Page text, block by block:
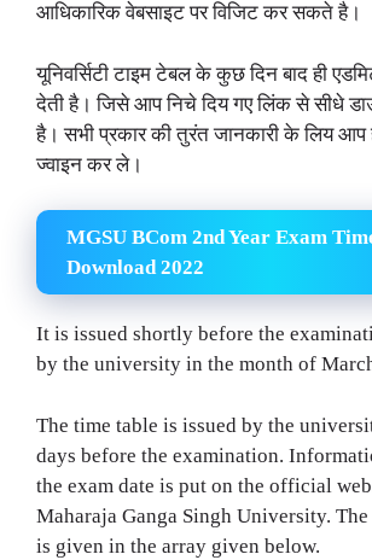
आधिकारिक वेबसाइट पर विजिट कर सकते है।
यूनिवर्सिटी टाइम टेबल के कुछ दिन बाद ही
देती है। जिसे आप निचे दिय गए लिंक से सीधे
है। सभी प्रकार की तुरंत जानकारी के लिय आप
ज्वाइन कर ले।
MGSU BCom 2nd Year Exam
Download 2022
It is issued shortly before the
by the university in the month of
The time table is issued by the
days before the examination.
the exam date is put on the official
Maharaja Ganga Singh University.
is given in the array given below.